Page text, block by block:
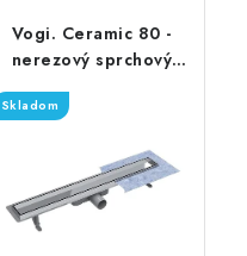
Vogi. Ceramic 80 -
nerezový sprchový
žľab 80 cm (RD80set)
Skladom